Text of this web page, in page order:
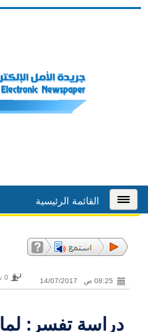
القائمة الرئيسية
08:25 ص 14/07/2017 0 تعليق
دراسة تفسر: